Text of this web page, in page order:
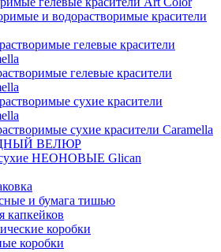
и водорастворимые красители
гелевые красители
гелевые красители
сухие красители
сухие красители Caramella
ВЕЛЮР
сухие НЕОНОВЫЕ Glican
и бумага тишью
капкейков
коробки
коробки